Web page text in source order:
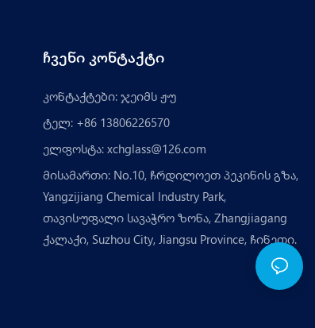
ჩვენი კონტაქტი
კონტაქტები: ჯეიმს ჟუ
ტელ: +86 13806226570
ელფოსტა: xchglass@126.com
მისამართი: No.10, ჩრდილოეთ პეკინის გზა,
Yangzijiang Chemical Industry Park,
თავისუფალი სავაჭრო ზონა, Zhangjiagang
ქალაქი, Suzhou City, Jiangsu Province, ჩინეთი.